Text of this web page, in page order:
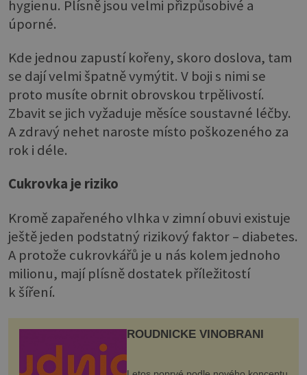
hygienu. Plísně jsou velmi přizpůsobivé a
úporné.
Kde jednou zapustí kořeny, skoro doslova, tam
se dají velmi špatně vymýtit. V boji s nimi se
proto musíte obrnit obrovskou trpělivostí.
Zbavit se jich vyžaduje měsíce soustavné léčby.
A zdravý nehet naroste místo poškozeného za
rok i déle.
Cukrovka je riziko
Kromě zapařeného vlhka v zimní obuvi existuje
ještě jeden podstatný rizikový faktor – diabetes.
A protože cukrovkářů je u nás kolem jednoho
milionu, mají plísně dostatek příležitostí
k šíření.
ROUDNICKÉ VINOBRANÍ